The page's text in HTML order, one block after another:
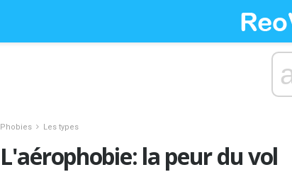
Phobies Les types
L'aérophobie: la peur du vol